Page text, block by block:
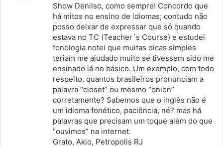
s
e
:
Show Denilso, como sempre! Concordo que
há mitos no ensino de idiomas; contudo não
posso deixar de expressar que só quando
estava no TC (Teacher´s Course) e estudei
fonologia notei que muitas dicas simples
teriam me ajudado muito se tivessem sido me
ensinado lá no básico. Um exemplo, com todo
respeito, quantos brasileiros pronunciam a
palavra “closet” ou mesmo “onion”
corretamente? Sabemos que o inglês não é
um idioma fonético, paciência, né? mas há
palavras que precisam um toque além do que
“ouvimos” na internet.
Grato, Akio, Petropolis RJ